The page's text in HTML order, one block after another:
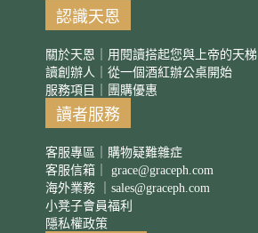
認識天恩
關於天恩｜用閱讀搭起您與上帝的天梯
讀創辦人｜從一個酒紅辦公桌開始
服務項目｜團購優惠
讀者服務
客服專區｜購物疑難雜症
客服信箱｜ grace@graceph.com
海外業務 ｜ sales@graceph.com
小凳子會員福利
隱私權政策